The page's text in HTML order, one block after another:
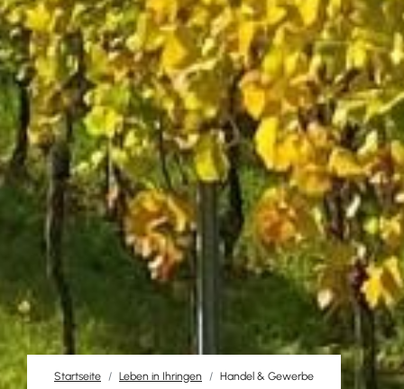
Startseite Leben in Ihringen Handel & Gewerbe